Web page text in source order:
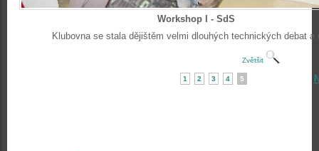
Workshop I - SdS
Klubovna se stala dějištěm velmi dlouhých technických debat a
Zvětšit
1 2 3 4 5